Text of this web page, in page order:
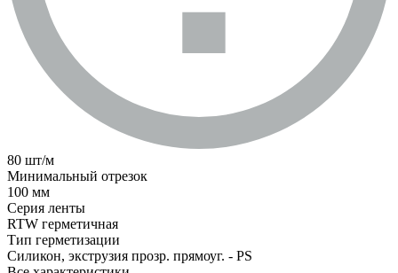
80 шт/м
Минимальный отрезок
100 мм
Серия ленты
RTW герметичная
Тип герметизации
Силикон, экструзия прозр. прямоуг. - PS